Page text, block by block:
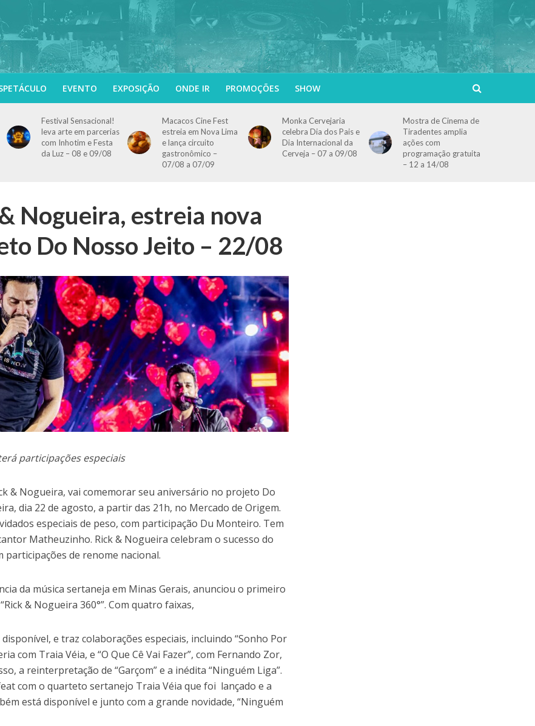
EVENTO EXPOSIÇÃO ONDE IR PROMOÇÕES SHOW
Festival Sensacional!
leva arte em parcerias
com Inhotim e Festa
da Luz – 08 e 09/08
Macacos Cine Fest
estreia em Nova Lima
e lança circuito
gastronômico –
07/08 a 07/09
Monka Cervejaria
celebra Dia dos Pais e
Dia Internacional da
Cerveja – 07 a 09/08
Mostra de Cinema de
Tiradentes amplia
ações com
programação gratuita
– 12 a 14/08
Nogueira, estreia nova
Do Nosso Jeito – 22/08
participações especiais
& Nogueira, vai comemorar seu aniversário no projeto Do
dia 22 de agosto, a partir das 21h, no Mercado de Origem.
especiais de peso, com participação Du Monteiro. Tem
Matheuzinho. Rick & Nogueira celebram o sucesso do
participações de renome nacional.
da música sertaneja em Minas Gerais, anunciou o primeiro
& Nogueira 360°”. Com quatro faixas,
e traz colaborações especiais, incluindo “Sonho Por
com Traia Véia, e “O Que Cê Vai Fazer”, com Fernando Zor,
a reinterpretação de “Garçom” e a inédita “Ninguém Liga”.
com o quarteto sertanejo Traia Véia que foi lançado e a
está disponível e junto com a grande novidade, “Ninguém